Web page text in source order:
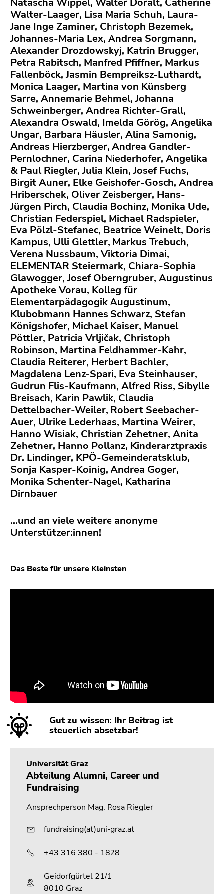
Walter-Laager, Lisa Maria Schuh, Laura-
Jane Inge Zaminer, Christoph Bezemek,
Johannes-Maria Lex, Andrea Sorgmann,
Alexander Drozdowskyj, Katrin Brugger,
Petra Rabitsch, Manfred Pfiffner, Markus
Fallenböck, Jasmin Bempreiksz-Luthardt,
Monica Laager, Martina von Künsberg
Sarre, Annemarie Behmel, Johanna
Schweinberger, Andrea Richter-Grall,
Alexandra Oswald, Imelda Görög, Angelika
Ungar, Barbara Häusler, Alina Samonig,
Andreas Hierzberger, Andrea Gandler-
Pernlochner, Carina Niederhofer, Angelika
& Paul Riegler, Julia Klein, Josef Fuchs,
Birgit Auner, Elke Geishofer-Gosch, Andrea
Hriberschek, Oliver Zeisberger, Hans-
Jürgen Pirch, Claudia Bochinz, Monika Ude,
Christian Federspiel, Michael Radspieler,
Eva Pölzl-Stefanec, Beatrice Weinelt, Doris
Kampus, Ulli Glettler, Markus Trebuch,
Verena Nussbaum, Viktoria Dimai,
ELEMENTAR Steiermark, Chiara-Sophia
Glawogger, Josef Oberngruber, Augustinus
Apotheke Vorau, Kolleg für
Elementarpädagogik Augustinum,
Klubobmann Hannes Schwarz, Stefan
Königshofer, Michael Kaiser, Manuel
Pöttler, Patricia Vrljičak, Christoph
Robinson, Martina Feldhammer-Kahr,
Claudia Reiterer, Herbert Bachler,
Magdalena Lenz-Spari, Eva Steinhauser,
Gudrun Flis-Kaufmann, Alfred Riss, Sibylle
Breisach, Karin Pawlik, Claudia
Dettelbacher-Weiler, Robert Seebacher-
Auer, Ulrike Lederhaas, Martina Weirer,
Hanno Wisiak, Christian Zehetner, Anita
Zehetner, Hanno Pollanz, Kinderarztpraxis
Dr. Lindinger, KPÖ-Gemeinderatsklub,
Sonja Kasper-Koinig, Andrea Goger,
Monika Schenter-Nagel, Katharina
Dirnbauer
…und an viele weitere anonyme
Unterstützer:innen!
Das Beste für unsere Kleinsten
Gut zu wissen: Ihr Beitrag ist
steuerlich absetzbar!
Universität Graz
Abteilung Alumni, Career und
Fundraising
Ansprechperson Mag. Rosa Riegler
fundraising(at)uni-graz.at
+43 316 380 - 1828
Geidorfgürtel 21/1
8010 Graz